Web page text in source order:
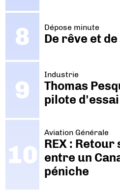
Dépose minute
De rêve et
Industrie
Thomas
pilote d'essai
Aviation Générale
REX :
entre un
péniche